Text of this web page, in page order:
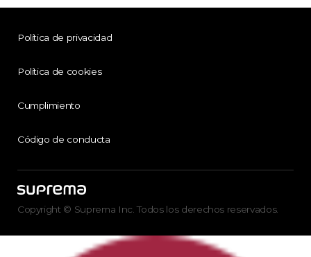
Política de privacidad
Política de cookies
Cumplimiento
Código de conducta
Copyright © Suprema Inc. Todos los derechos reservados.